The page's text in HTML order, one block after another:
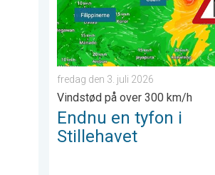
fredag den 3. juli 2026
Vindstød på over 300 km/h
Endnu en tyfon i
Stillehavet